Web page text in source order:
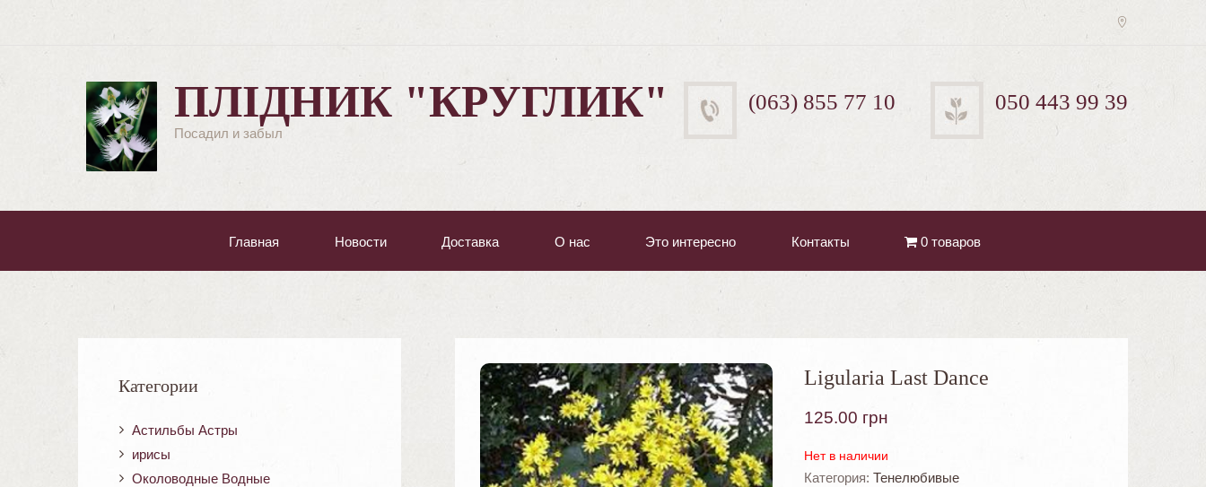
ПЛІДНИК "КРУГЛИК"
Посадил и забыл
(063) 855 77 10 050 443 99 39
Главная Новости Доставка О нас Это интересно Контакты 0 товаров
Ligularia Last Dance
125.00 грн
Нет в наличии
Категория: Тенелюбивые
Категории
Астильбы Астры
ирисы
Околоводные Водные